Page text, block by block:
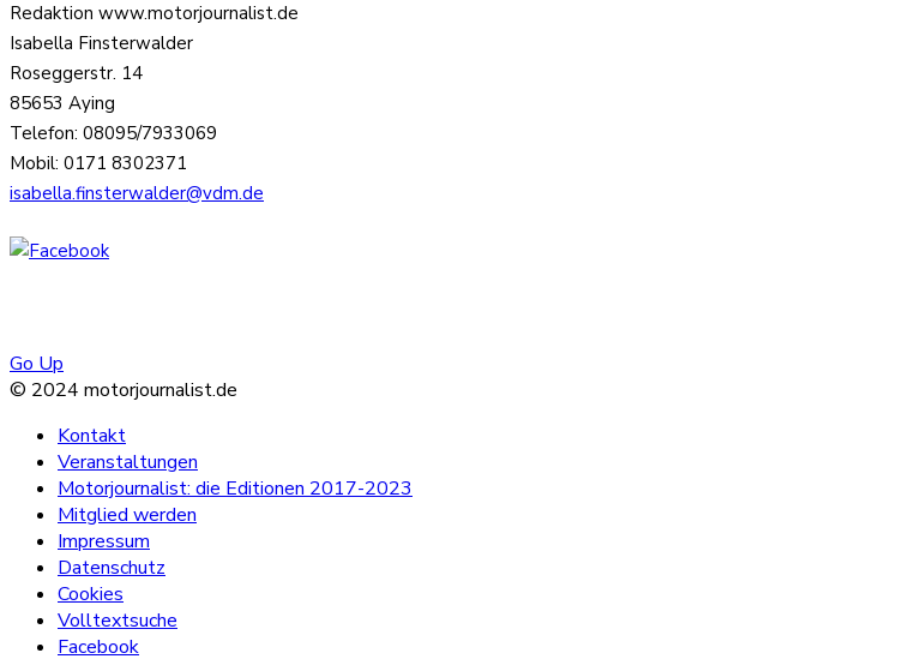
Redaktion www.motorjournalist.de
Isabella Finsterwalder
Roseggerstr. 14
85653 Aying
Telefon: 08095/7933069
Mobil: 0171 8302371
isabella.finsterwalder@vdm.de
Go Up
© 2024 motorjournalist.de
Kontakt
Veranstaltungen
Motorjournalist: die Editionen 2017-2023
Mitglied werden
Impressum
Datenschutz
Cookies
Volltextsuche
Facebook